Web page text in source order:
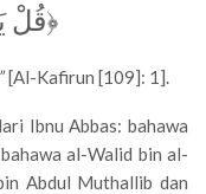
﴿قُلْ
[Al-Kafirun [109]: 1].
Ibnu Abbas: bahawa
al-Walid bin al-
Abdul Muthallib dan